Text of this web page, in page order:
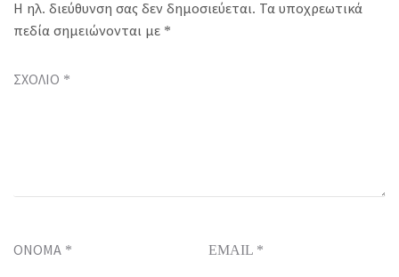
Η ηλ. διεύθυνση σας δεν δημοσιεύεται. Τα υποχρεωτικά
πεδία σημειώνονται με *
ΣΧΌΛΙΟ *
ΌΝΟΜΑ * EMAIL *